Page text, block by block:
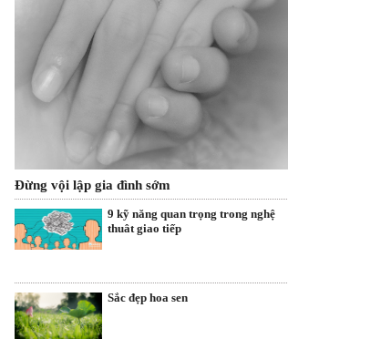
Đừng vội lập gia đình sớm
9 kỹ năng quan trọng trong nghệ
thuât giao tiếp
Sắc đẹp hoa sen